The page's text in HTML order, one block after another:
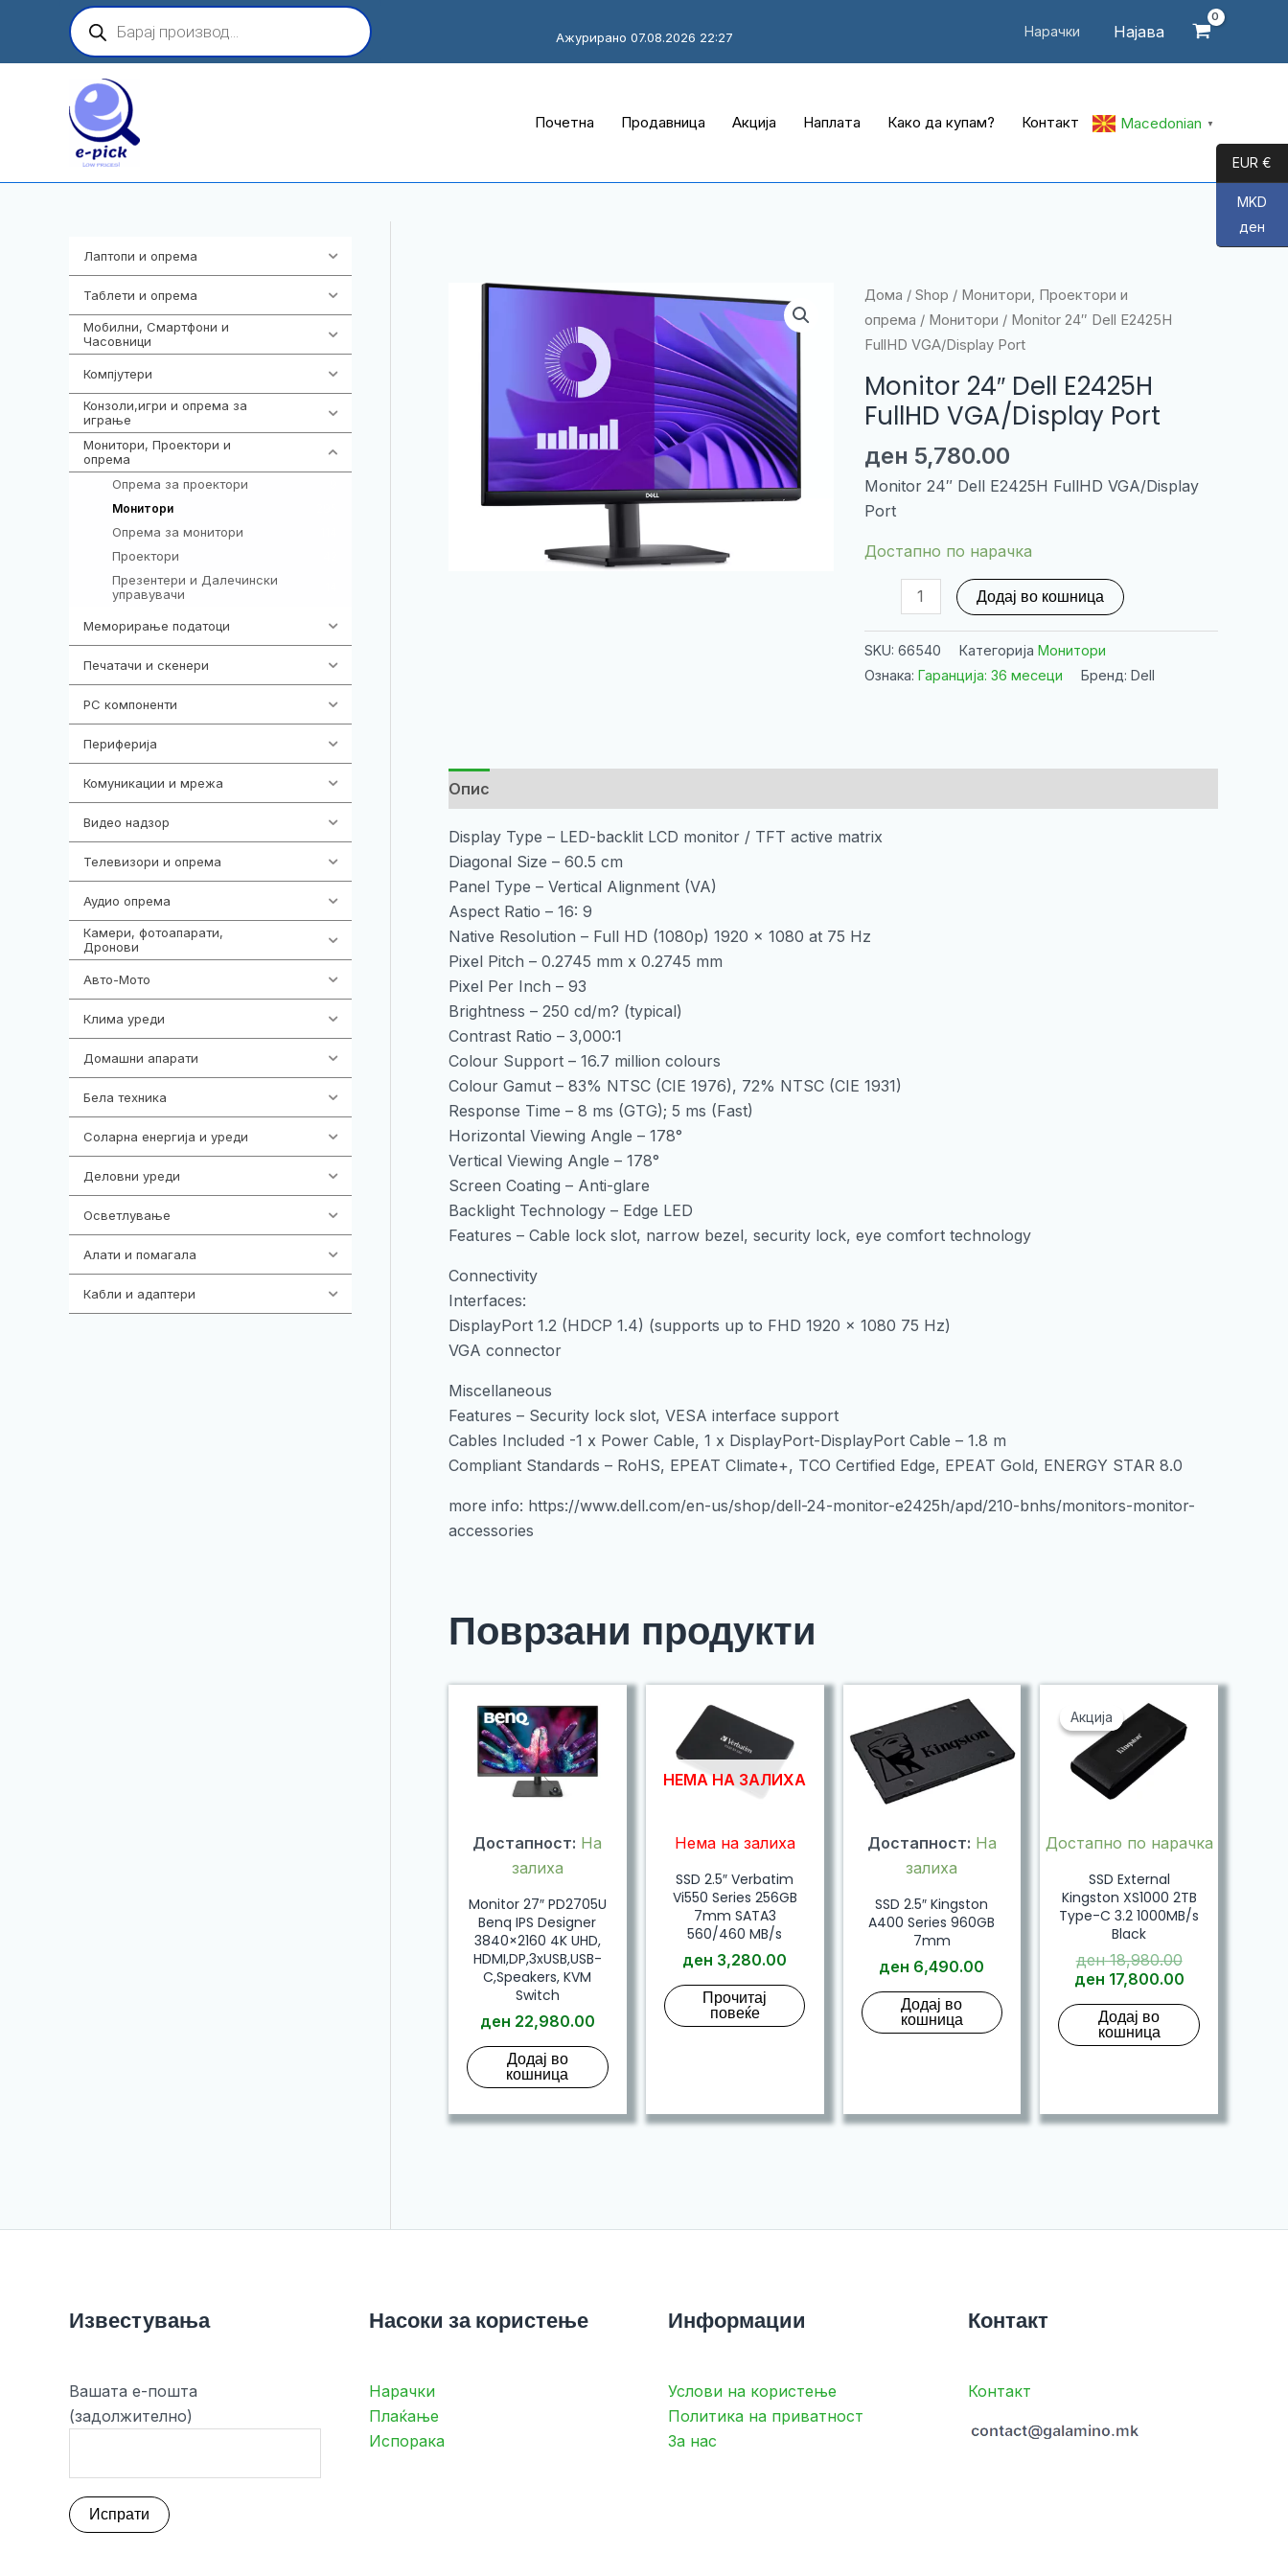
content
Products
search
Нарачки Најава
Ажурирано 07.08.2026 22:27
Почетна Продавница Акција Наплата Како да купам? Контакт Macedonian ▼
Лаптопи и опрема
Таблети и опрема
Мобилни, Смартфони и
Часовници
Компјутери
Конзоли,игри и опрема за
играње
Монитори, Проектори и
опрема
Опрема за проектори
Монитори
Опрема за монитори
Проектори
Презентери и Далечински
управувачи
Меморирање податоци
Печатачи и скенери
PC компоненти
Периферија
Комуникации и мрежа
Видео надзор
Телевизори и опрема
Аудио опрема
Камери, фотоапарати,
Дронови
Авто-Мото
Клима уреди
Домашни апарати
Бела техника
Соларна енергија и уреди
Деловни уреди
Осветлување
Алати и помагала
Кабли и адаптери
Дома / Shop / Монитори, Проектори и
опрема / Монитори / Monitor 24″ Dell E2425H
FullHD VGA/Display Port
Monitor 24″ Dell E2425H
FullHD VGA/Display Port
ден 5,780.00
Monitor 24″ Dell E2425H FullHD VGA/Display
Port
Достапно по нарачка
Monitor
количина
Додај во кошница
SKU: 66540 Категорија Монитори
Ознака: Гаранција: 36 месеци Бренд: Dell
Опис
Display Type – LED-backlit LCD monitor / TFT active matrix
Diagonal Size – 60.5 cm
Panel Type – Vertical Alignment (VA)
Aspect Ratio – 16: 9
Native Resolution – Full HD (1080p) 1920 x 1080 at 75 Hz
Pixel Pitch – 0.2745 mm x 0.2745 mm
Pixel Per Inch – 93
Brightness – 250 cd/m? (typical)
Contrast Ratio – 3,000:1
Colour Support – 16.7 million colours
Colour Gamut – 83% NTSC (CIE 1976), 72% NTSC (CIE 1931)
Response Time – 8 ms (GTG); 5 ms (Fast)
Horizontal Viewing Angle – 178°
Vertical Viewing Angle – 178°
Screen Coating – Anti-glare
Backlight Technology – Edge LED
Features – Cable lock slot, narrow bezel, security lock, eye comfort technology
Connectivity
Interfaces:
DisplayPort 1.2 (HDCP 1.4) (supports up to FHD 1920 x 1080 75 Hz)
VGA connector
Miscellaneous
Features – Security lock slot, VESA interface support
Cables Included -1 x Power Cable, 1 x DisplayPort-DisplayPort Cable – 1.8 m
Compliant Standards – RoHS, EPEAT Climate+, TCO Certified Edge, EPEAT Gold, ENERGY STAR 8.0
more info: https://www.dell.com/en-us/shop/dell-24-monitor-e2425h/apd/210-bnhs/monitors-monitor-
accessories
Поврзани продукти
Достапност: На
залиха
Monitor 27″ PD2705U
Benq IPS Designer
3840×2160 4K UHD,
HDMI,DP,3xUSB,USB-
C,Speakers, KVM
Switch
ден 22,980.00
Додај во
кошница
НЕМА НА ЗАЛИХА
Нема на залиха
SSD 2.5″ Verbatim
Vi550 Series 256GB
7mm SATA3
560/460 MB/s
ден 3,280.00
Прочитај
повеќе
Достапност: На
залиха
SSD 2.5″ Kingston
A400 Series 960GB
7mm
ден 6,490.00
Додај во
кошница
Акција
Акција
Достапно по нарачка
SSD External
Kingston XS1000 2TB
Type-C 3.2 1000MB/s
Black
ден18,980.00Original
price
ден
ден 17,800.00Current
is:
ден
Додај во
кошница
Известувања
Вашата е-пошта
(задолжително)
Насоки за користење
Нарачки
Плаќање
Испорака
Информации
Услови на користење
Политика на приватност
За нас
Контакт
Контакт
EUR €
MKD
ден